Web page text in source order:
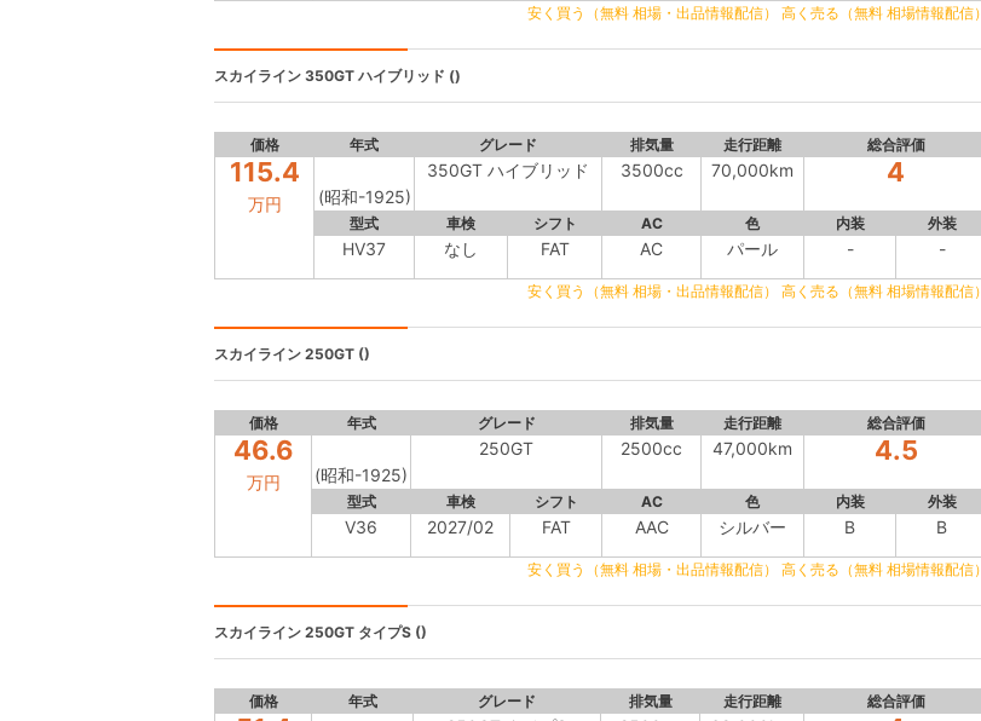
安く買う（無料 相場・出品情報配信） 高く売る（無料 相場情報配信）
スカイライン 350GT ハイブリッド ()
価格 年式 グレード 排気量 走行距離 総合評価
115.4
万円 (昭和-1925)
350GT ハイブリッド 3500cc 70,000km 4
型式 車検 シフト AC 色 内装 外装
HV37 なし FAT AC パール - -
安く買う（無料 相場・出品情報配信） 高く売る（無料 相場情報配信）
スカイライン 250GT ()
価格 年式 グレード 排気量 走行距離 総合評価
46.6
万円 (昭和-1925)
250GT 2500cc 47,000km 4.5
型式 車検 シフト AC 色 内装 外装
V36 2027/02 FAT AAC シルバー B B
安く買う（無料 相場・出品情報配信） 高く売る（無料 相場情報配信）
スカイライン 250GT タイプS ()
価格 年式 グレード 排気量 走行距離 総合評価